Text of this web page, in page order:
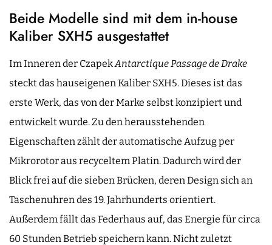
Beide Modelle sind mit dem in-house
Kaliber SXH5 ausgestattet
Im Inneren der CzapekAntarctique Passage de Drake
steckt das hauseigenen Kaliber SXH5. Dieses ist das
erste Werk, das von der Marke selbst konzipiert und
entwickelt wurde. Zu den herausstehenden
Eigenschaften zählt der automatische Aufzug per
Mikrorotor aus recyceltem Platin. Dadurch wird der
Blick frei auf die sieben Brücken, deren Design sich an
Taschenuhren des 19. Jahrhunderts orientiert.
Außerdem fällt das Federhaus auf, das Energie für circa
60 Stunden Betrieb speichern kann. Nicht zuletzt